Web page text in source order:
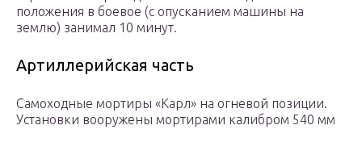
положения в боевое (с опусканием машины на
землю) занимал 10 минут.
Артиллерийская часть
Самоходные мортиры «Карл» на огневой позиции.
Установки вооружены мортирами калибром 540 мм